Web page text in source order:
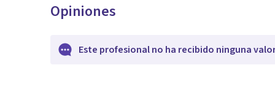
Opiniones
Este profesional no ha recibido ninguna